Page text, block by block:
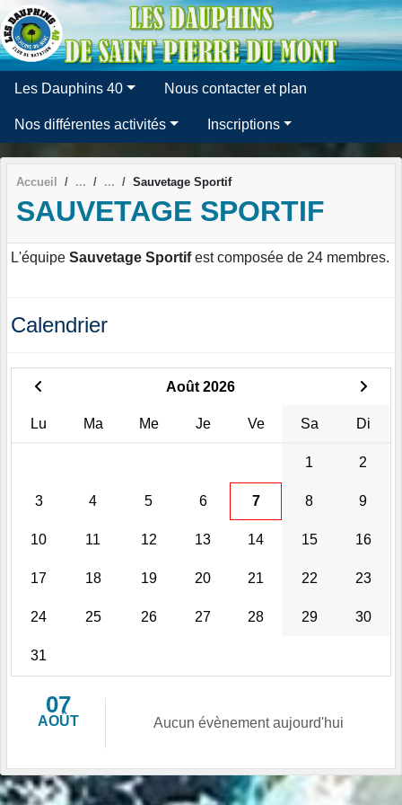
Les Dauphins 40 Nous contacter et plan
Nos différentes activités Inscriptions
Accueil Sauvetage Sportif
SAUVETAGE SPORTIF
L'équipe Sauvetage Sportifest composée de 24 membres.
Calendrier
Août 2026
Lu Ma Me Je Ve Sa Di
1 2
3 4 5 6 7 8 9
10 11 12 13 14 15 16
17 18 19 20 21 22 23
24 25 26 27 28 29 30
31
07
AOÛT Aucun évènement aujourd'hui
Panneau de gestion des cookies